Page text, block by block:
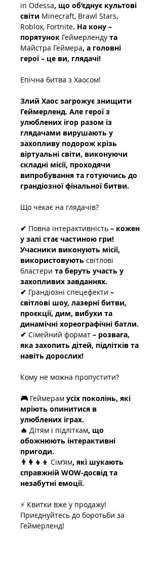
in Odessa, що об’єднує культові
світи Minecraft, Brawl Stars,
Roblox, Fortnite. На кону –
порятунок Геймерленду та
Майстра Геймера, а головні
герої – це ви, глядачі!
Епічна битва з Хаосом!
Злий Хаос загрожує знищити
Геймерленд. Але герої з
улюблених ігор разом із
глядачами вирушають у
захопливу подорож крізь
віртуальні світи, виконуючи
складні місії, проходячи
випробування та готуючись до
грандіозної фінальної битви.
Що чекає на глядачів?
✔ Повна інтерактивність – кожен
у залі стає частиною гри!
Учасники виконують місії,
використовують світлові
бластери та беруть участь у
захопливих завданнях.
✔ Грандіозні спецефекти –
світлові шоу, лазерні битви,
проєкції, дим, вибухи та
динамічні хореографічні батли.
✔ Сімейний формат – розвага,
яка захопить дітей, підлітків та
навіть дорослих!
Кому не можна пропустити?
🎮 Геймерам усіх поколінь, які
мріють опинитися в
улюблених іграх.
🔥 Дітям і підліткам, що
обожнюють інтерактивні
пригоди.
👨‍👩‍👧‍👦 Сім’ям, які шукають
справжній WOW-досвід та
незабутні емоції.
⚡ Квитки вже у продажу!
Приєднуйтесь до боротьби за
Геймерленд!